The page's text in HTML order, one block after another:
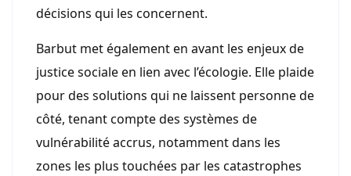
décisions qui les concernent.
Barbut met également en avant les enjeux de
justice sociale en lien avec l’écologie. Elle plaide
pour des solutions qui ne laissent personne de
côté, tenant compte des systèmes de
vulnérabilité accrus, notamment dans les
zones les plus touchées par les catastrophes